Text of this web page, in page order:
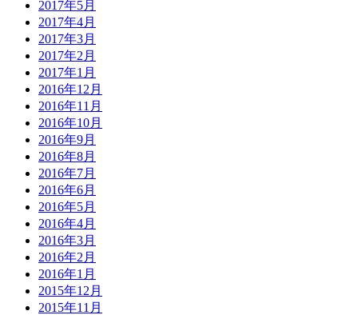
2017年5月
2017年4月
2017年3月
2017年2月
2017年1月
2016年12月
2016年11月
2016年10月
2016年9月
2016年8月
2016年7月
2016年6月
2016年5月
2016年4月
2016年3月
2016年2月
2016年1月
2015年12月
2015年11月